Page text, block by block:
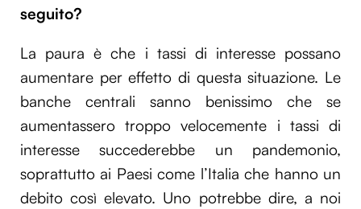
seguito?
La paura è che i tassi di interesse possano
aumentare per effetto di questa situazione. Le
banche centrali sanno benissimo che se
aumentassero troppo velocemente i tassi di
interesse succederebbe un pandemonio,
soprattutto ai Paesi come l’Italia che hanno un
debito così elevato. Uno potrebbe dire, a noi